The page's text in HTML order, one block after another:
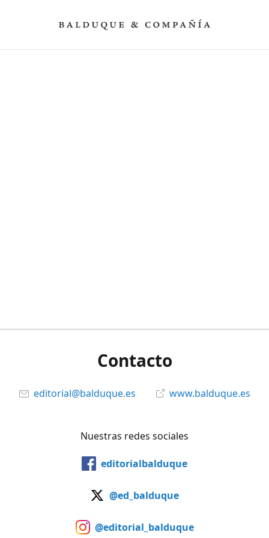
Contacto
editorial@balduque.es www.balduque.es
Nuestras redes sociales
editorialbalduque
@ed_balduque
@editorial_balduque